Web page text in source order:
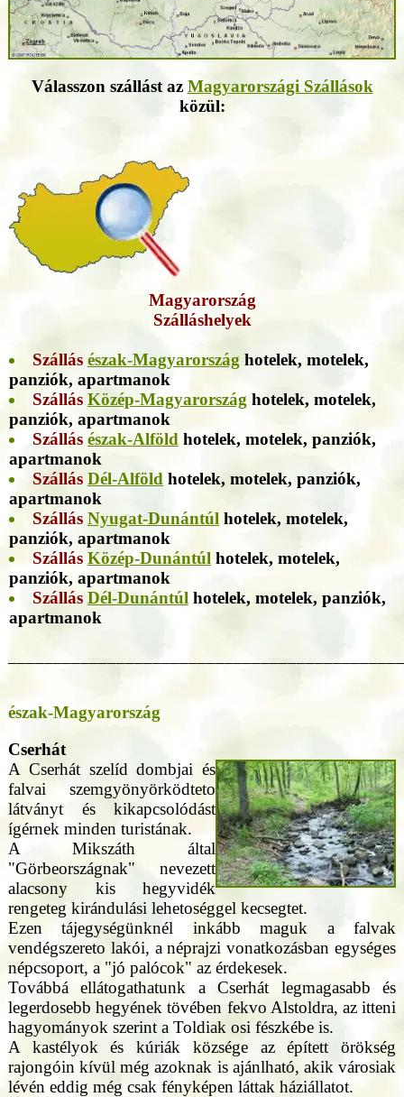
Válasszon szállást az Magyarországi Szállások
közül:
Magyarország
Szálláshelyek
Szállás észak-Magyarország hotelek, motelek,
panziók, apartmanok
Szállás Közép-Magyarország hotelek, motelek,
panziók, apartmanok
Szállás észak-Alföld hotelek, motelek, panziók,
apartmanok
Szállás Dél-Alföld hotelek, motelek, panziók,
apartmanok
Szállás Nyugat-Dunántúl hotelek, motelek,
panziók, apartmanok
Szállás Közép-Dunántúl hotelek, motelek,
panziók, apartmanok
Szállás Dél-Dunántúl hotelek, motelek, panziók,
apartmanok
észak-Magyarország
Cserhát
A Cserhát szelíd dombjai és
falvai szemgyönyörködteto
látványt és kikapcsolódást
ígérnek minden turistának.
A Mikszáth által
"Görbeországnak" nevezett
alacsony kis hegyvidék
rengeteg kirándulási lehetoséggel kecsegtet.
Ezen tájegységünknél inkább maguk a falvak
vendégszereto lakói, a néprajzi vonatkozásban egységes
népcsoport, a "jó palócok" az érdekesek.
Továbbá ellátogathatunk a Cserhát legmagasabb és
legerdosebb hegyének tövében fekvo Alstoldra, az itteni
hagyományok szerint a Toldiak osi fészkébe is.
A kastélyok és kúriák községe az épített örökség
rajongóin kívül még azoknak is ajánlható, akik városiak
lévén eddig még csak fényképen láttak háziállatot.